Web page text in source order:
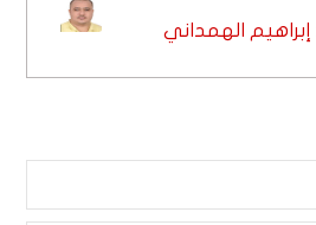
إبراهيم الهمداني